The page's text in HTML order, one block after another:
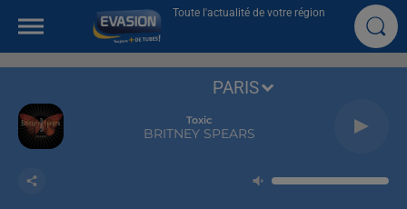
Toute l'actualité de votre région
Toxic
BRITNEY SPEARS
PARIS